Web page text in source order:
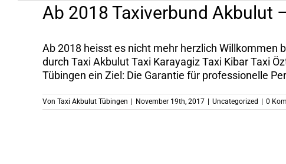
Ab 2018 Taxiverbund Akbulut
Ab 2018 heisst es nicht mehr herzlich Willkommen
durch Taxi Akbulut Taxi Karayagiz Taxi Kibar Taxi
Tübingen ein Ziel: Die Garantie für professionelle
Von Taxi Akbulut Tübingen November 19th, 2017 Uncategorized 0